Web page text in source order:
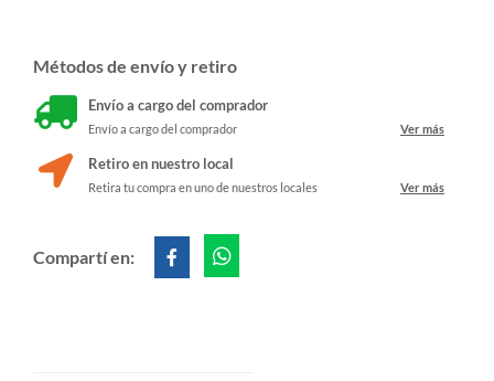
Métodos de envío y retiro
Envío a cargo del comprador
Envío a cargo del comprador Ver más
Retiro en nuestro local
Retira tu compra en uno de nuestros locales Ver más
Compartí en: